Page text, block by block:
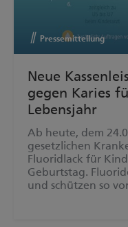
Pressemitteilung
Neue
gegen Karies
Lebensjahr
Ab heute, dem
gesetzlichen
Fluoridlack für
Geburtstag.
und schützen so